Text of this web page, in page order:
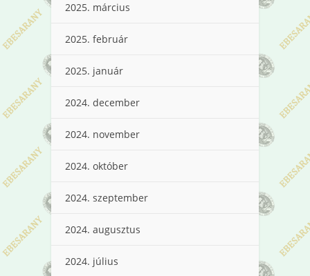
2025. március
2025. február
2025. január
2024. december
2024. november
2024. október
2024. szeptember
2024. augusztus
2024. július